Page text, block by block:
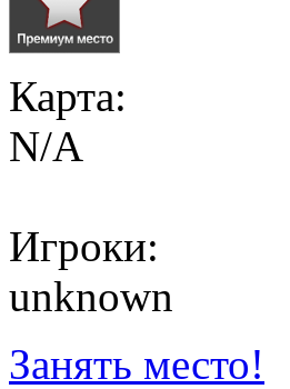
Карта:
N/A
Игроки:
unknown
Занять место!